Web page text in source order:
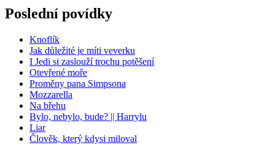
Poslední povídky
Knoflík
Jak důležité je míti veverku
I Jedi si zaslouží trochu potěšení
Otevřené moře
Proměny pana Simpsona
Mozzarella
Na břehu
Bylo, nebylo, bude? || Harrylu
Liar
Člověk, který kdysi miloval